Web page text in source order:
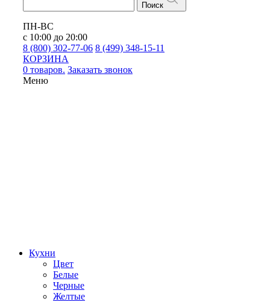
Поиск
ПН-ВС
с 10:00 до 20:00
8 (800) 302-77-06 8 (499) 348-15-11
КОРЗИНА
0 товаров. Заказать звонок
Меню
Кухни
Цвет
Белые
Черные
Желтые